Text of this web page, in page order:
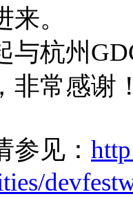
。
与杭州
非常感谢
参见：